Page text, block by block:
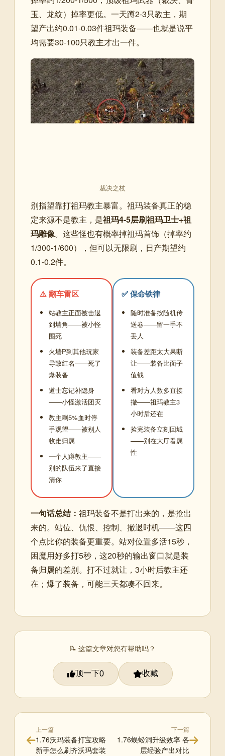
玉、龙纹）掉率更低。一天蹲2-3只教主，期
望产出约0.01-0.03件祖玛装备——也就是说平
均需要30-100只教主才出一件。
裁决之杖
别指望靠打祖玛教主暴富。祖玛装备真正的稳
定来源不是教主，是祖玛4-5层刷祖玛卫士+祖
玛雕像。这些怪也有概率掉祖玛首饰（掉率约
1/300-1/600），但可以无限刷，日产期望约
0.1-0.2件。
⚠️ 翻车雷区
站教主正面被击退
到墙角——被小怪
围死
火墙P到其他玩家
导致红名——死了
爆装备
道士忘记补隐身
——小怪激活团灭
教主剩5%血时停
手观望——被别人
收走归属
一个人蹲教主——
别的队伍来了直接
清你
✅ 保命铁律
随时准备按随机传
送卷——留一手不
丢人
装备差距太大果断
让——装备比面子
值钱
看对方人数多直接
撤——祖玛教主3
小时后还在
捡完装备立刻回城
——别在大厅看属
性
一句话总结： 祖玛装备不是打出来的，是抢出
来的。站位、仇恨、控制、撤退时机——这四
个点比你的装备更重要。站对位置多活15秒，
困魔用好多打5秒，这20秒的输出窗口就是装
备归属的差别。打不过就让，3小时后教主还
在；爆了装备，可能三天都凑不回来。
📝 这篇文章对您有帮助吗？
顶一下0 收藏
上一篇
1.76沃玛装备打宝攻略
新手怎么刷齐沃玛套装
下一篇
1.76蜈蚣洞升级效率 各
层经验产出对比